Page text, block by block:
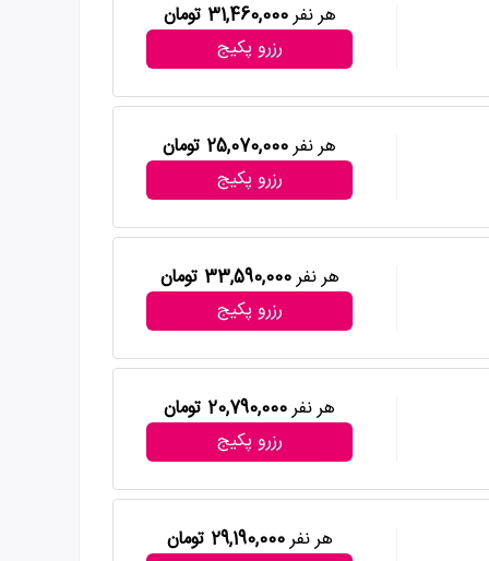
هر نفر31,460,000 تومان
رزرو پکیج
هر نفر25,070,000 تومان
رزرو پکیج
هر نفر33,590,000 تومان
رزرو پکیج
هر نفر20,790,000 تومان
رزرو پکیج
هر نفر29,190,000 تومان